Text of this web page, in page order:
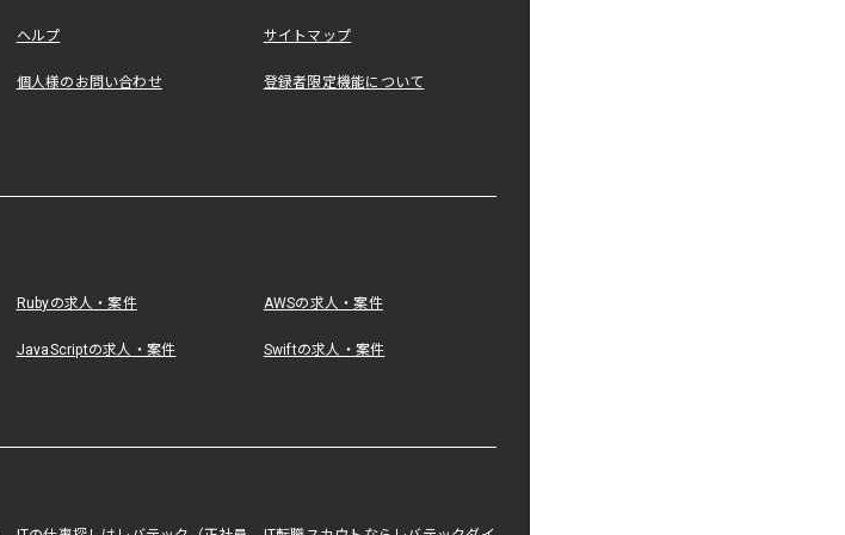
ヘルプ サイトマップ
個人様のお問い合わせ 登録者限定機能について
Rubyの求人・案件 AWSの求人・案件
JavaScriptの求人・案件 Swiftの求人・案件